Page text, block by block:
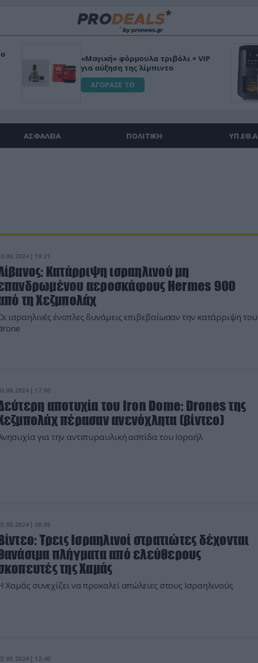
«Μαγική» φόρμουλα τριβόλι + VIP
για αύξηση της λίμπιντο
ΑΓΟΡΑΣΕ ΤΟ
ΑΣΦΑΛΕΙΑ ΠΟΛΙΤΙΚΗ ΥΠ.ΕΘ.Α
| 19:21
Κατάρριψη ισραηλινού μη
αεροσκάφους Hermes 900
τη Χεζμπολάχ
ισραηλινές ένοπλες δυνάμεις επιβεβαίωσαν την κατάρριψη του
| 17:00
αποτυχία του Iron Dome: Drones της
πέρασαν ανενόχλητα (βίντεο)
για την αντιπυραυλική ασπίδα του Ισραήλ
| 08:06
Τρεις Ισραηλινοί στρατιώτες δέχονται
πλήγματα από ελεύθερους
της Χαμάς
Χαμάς συνεχίζει να προκαλεί απώλειες στους Ισραηλινούς
| 12:40